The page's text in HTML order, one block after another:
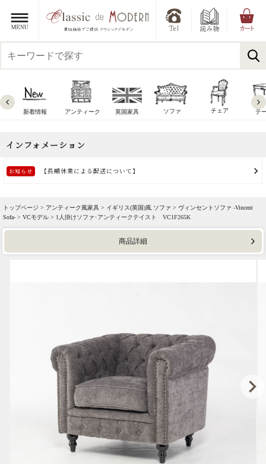
新着情報 アンティーク 英国家具 ソファ チェア テ
トップページ > アンティーク風家具 > イギリス(英国)風 ソファ > ヴィンセントソファ -Vincent
Sofa- > VCモデル > 1人掛けソファ･アンティークテイスト VC1F265K
商品詳細